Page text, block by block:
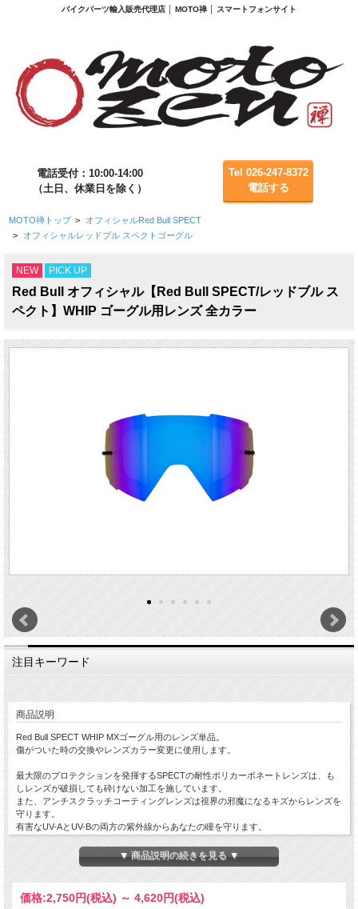
バイクパーツ輸入販売代理店 │ MOTO禅 │ スマートフォンサイト
電話受付：10:00-14:00
（土日、休業日を除く）
Tel 026-247-8372
電話する
MOTO禅トップ > オフィシャルRed Bull SPECT
> オフィシャルレッドブル スペクトゴーグル
NEW PICK UP
Red Bull オフィシャル【Red Bull SPECT/レッドブル ス
ペクト】WHIP ゴーグル用レンズ 全カラー
注目キーワード
商品説明
Red Bull SPECT WHIP MXゴーグル用のレンズ単品。
傷がついた時の交換やレンズカラー変更に使用します。
最大限のプロテクションを発揮するSPECTの耐性ポリカーボネートレンズは、も
しレンズが破損しても砕けない加工を施しています。
また、アンチスクラッチコーティングレンズは視界の邪魔になるキズからレンズを
守ります。
有害なUV-AとUV-Bの両方の紫外線からあなたの瞳を守ります。
品番：WHIP-001LENS
ブルーフラッシュ（パープルベース、ブルーミラーコート S.2）
品番：WHIP-002LENS
▼ 商品説明の続きを見る ▼
価格:2,750円(税込) ～ 4,620円(税込)